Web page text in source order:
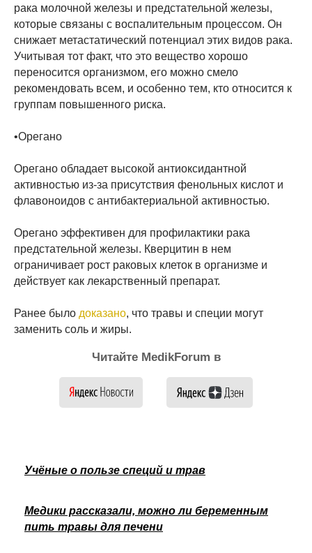
рака молочной железы и предстательной железы,
которые связаны с воспалительным процессом. Он
снижает метастатический потенциал этих видов рака.
Учитывая тот факт, что это вещество хорошо
переносится организмом, его можно смело
рекомендовать всем, и особенно тем, кто относится к
группам повышенного риска.
•Орегано
Орегано обладает высокой антиоксидантной
активностью из-за присутствия фенольных кислот и
флавоноидов с антибактериальной активностью.
Орегано эффективен для профилактики рака
предстательной железы. Кверцитин в нем
ограничивает рост раковых клеток в организме и
действует как лекарственный препарат.
Ранее было доказано, что травы и специи могут
заменить соль и жиры.
Читайте MedikForum в
Учёные о пользе специй и трав
Медики рассказали, можно ли беременным
пить травы для печени